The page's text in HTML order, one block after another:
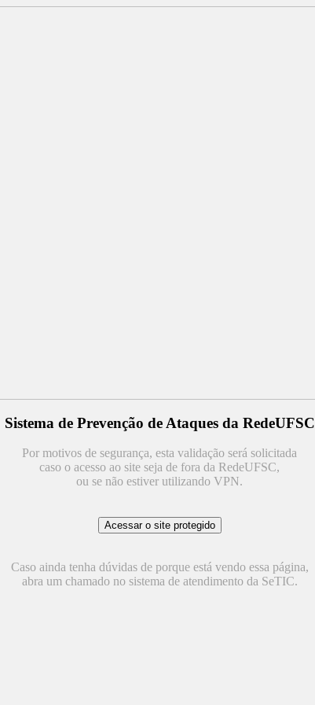
Sistema de Prevenção de Ataques da RedeUFSC
Por motivos de segurança, esta validação será solicitada
caso o acesso ao site seja de fora da RedeUFSC,
ou se não estiver utilizando VPN.
Caso ainda tenha dúvidas de porque está vendo essa página,
abra um chamado no sistema de atendimento da SeTIC.